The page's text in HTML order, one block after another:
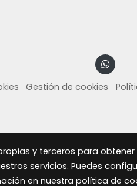
Gestión de cookies
y terceros para
servicios. Puedes
en nuestra política de